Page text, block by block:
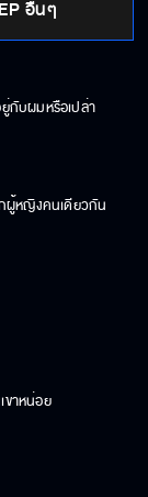
EP อื่นๆ
ขึ้น
กับผมหรือเปล่า
ผู้หญิงคนเดียวกัน
ขาหน่อย